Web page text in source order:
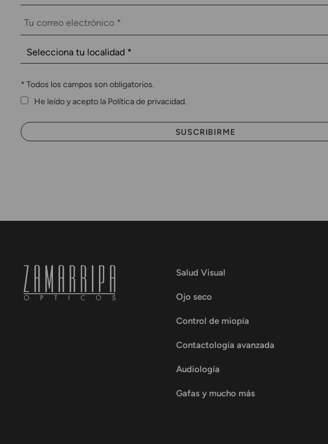
* Todos los campos son obligatorios.
He leído y acepto la Política de privacidad.
Salud Visual
Ojo seco
Control de miopía
Contactología avanzada
Audiología
Gafas y mucho más